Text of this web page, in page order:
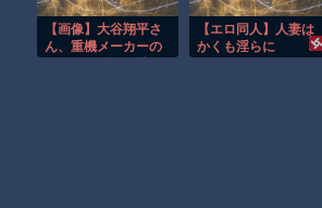
【朗報】大人気漫画「GANTZ」が
まだ墓石があるだけマシと見るべきか。
【画像】大谷翔平さ
ん、重機メーカーの
【エロ同人】人妻は
かくも淫らに